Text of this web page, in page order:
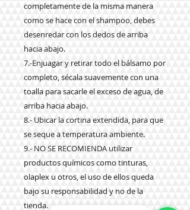
completamente de la misma manera
como se hace con el shampoo, debes
desenredar con los dedos de arriba
hacia abajo.
7.-Enjuagar y retirar todo el bálsamo por
completo, sécala suavemente con una
toalla para sacarle el exceso de agua, de
arriba hacia abajo.
8.- Ubicar la cortina extendida, para que
se seque a temperatura ambiente.
9.- NO SE RECOMIENDA utilizar
productos químicos como tinturas,
olaplex u otros, el uso de ellos queda
bajo su responsabilidad y no de la
tienda.